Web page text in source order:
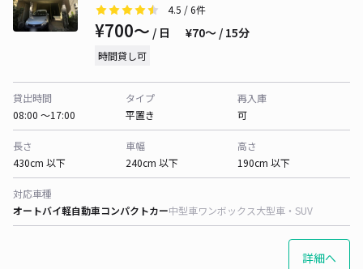
4.5 / 6件
¥700〜 / 日 ¥70〜 / 15分
時間貸し可
貸出時間
08:00 〜17:00
タイプ
平置き
再入庫
可
長さ
430cm 以下
車幅
240cm 以下
高さ
190cm 以下
対応車種
オートバイ軽自動車コンパクトカー中型車ワンボックス大型車・SUV
詳細へ